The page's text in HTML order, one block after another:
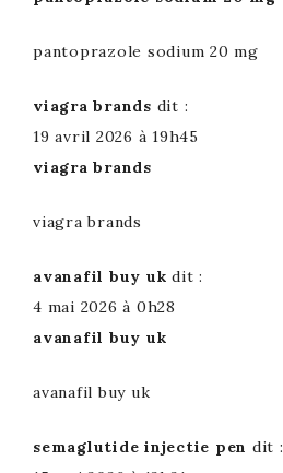
pantoprazole sodium 20 mg
viagra brands dit :
19 avril 2026 à 19h45
viagra brands
viagra brands
avanafil buy uk dit :
4 mai 2026 à 0h28
avanafil buy uk
avanafil buy uk
semaglutide injectie pen dit :